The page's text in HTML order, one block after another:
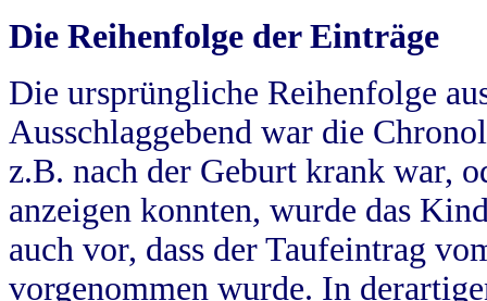
Die Reihenfolge der Einträge
Die ursprüngliche Reihenfolge
Ausschlaggebend war die
z.B. nach der Geburt krank war,
anzeigen konnten, wurde das
auch vor, dass der Taufeintrag
vorgenommen wurde. In